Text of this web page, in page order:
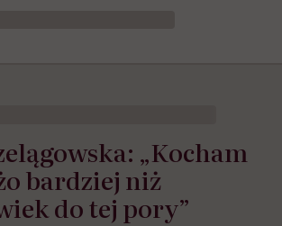
„Kocham
bardziej niż
do tej pory”